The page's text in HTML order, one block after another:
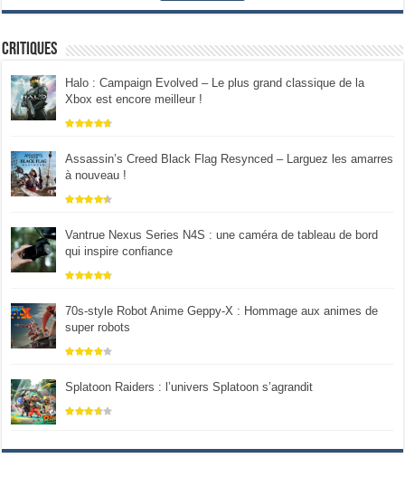
Critiques
Halo : Campaign Evolved – Le plus grand classique de la
Xbox est encore meilleur !
Assassin’s Creed Black Flag Resynced – Larguez les amarres
à nouveau !
Vantrue Nexus Series N4S : une caméra de tableau de bord
qui inspire confiance
70s-style Robot Anime Geppy-X : Hommage aux animes de
super robots
Splatoon Raiders : l’univers Splatoon s’agrandit